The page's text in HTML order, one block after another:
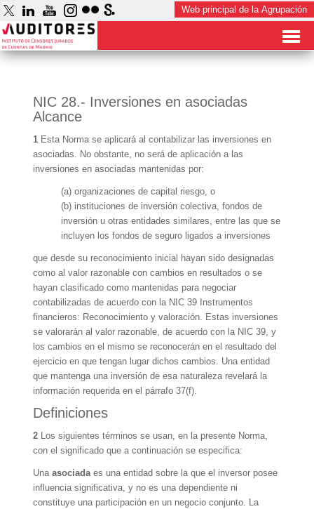
NIC 28.- Inversiones en asociadas
Alcance
1 Esta Norma se aplicará al contabilizar las inversiones en
asociadas. No obstante, no será de aplicación a las
inversiones en asociadas mantenidas por:
(a) organizaciones de capital riesgo, o
(b) instituciones de inversión colectiva, fondos de
inversión u otras entidades similares, entre las que se
incluyen los fondos de seguro ligados a inversiones
que desde su reconocimiento inicial hayan sido designadas
como al valor razonable con cambios en resultados o se
hayan clasificado como mantenidas para negociar
contabilizadas de acuerdo con la NIC 39 Instrumentos
financieros: Reconocimiento y valoración. Estas inversiones
se valorarán al valor razonable, de acuerdo con la NIC 39, y
los cambios en el mismo se reconocerán en el resultado del
ejercicio en que tengan lugar dichos cambios. Una entidad
que mantenga una inversión de esa naturaleza revelará la
información requerida en el párrafo 37(f).
Definiciones
2 Los siguientes términos se usan, en la presente Norma,
con el significado que a continuación se especifica:
Unaasociadaes una entidad sobre la que el inversor posee
influencia significativa, y no es una dependiente ni
constituye una participación en un negocio conjunto. La